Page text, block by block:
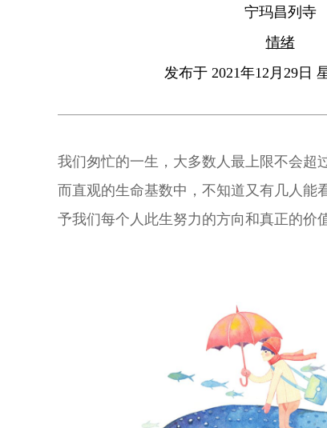
宁玛昌列寺
情绪
发布于 2021年12月29日
我们匆忙的一生，大多数人最上限不会超
而直观的生命基数中，不知道又有几人能
予我们每个人此生努力的方向和真正的价